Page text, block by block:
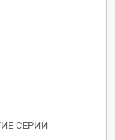
СЕРИИ